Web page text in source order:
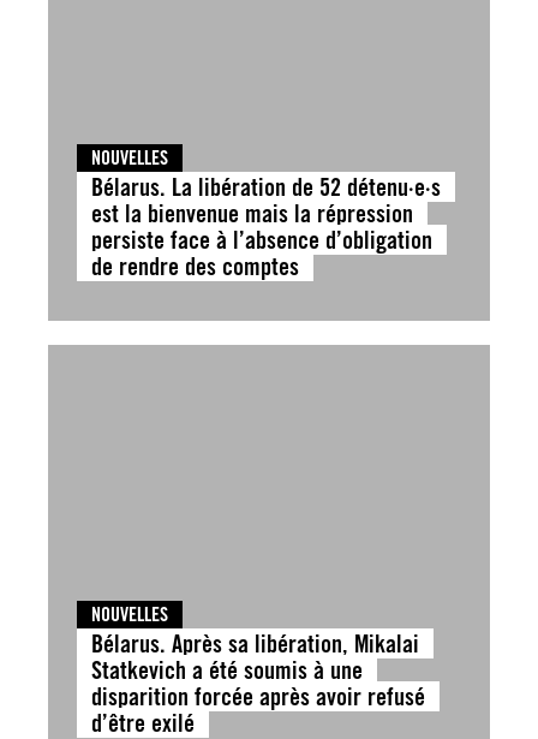
NOUVELLES
Bélarus. La libération de 52 détenu·e·s
est la bienvenue mais la répression
persiste face à l’absence d’obligation
de rendre des comptes
NOUVELLES
Bélarus. Après sa libération, Mikalai
Statkevich a été soumis à une
disparition forcée après avoir refusé
d’être exilé